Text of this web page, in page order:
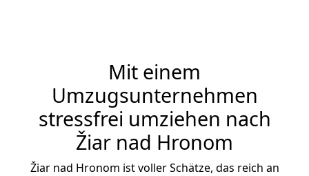
Mit einem
Umzugsunternehmen
stressfrei umziehen nach
Žiar nad Hronom
Žiar nad Hronom ist voller Schätze, das reich an